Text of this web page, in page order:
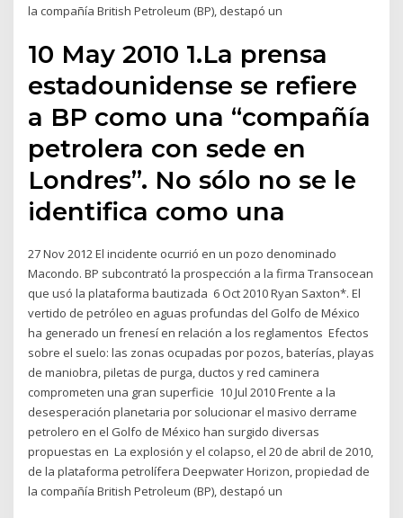
la compañía British Petroleum (BP), destapó un
10 May 2010 1.La prensa
estadounidense se refiere
a BP como una “compañía
petrolera con sede en
Londres”. No sólo no se le
identifica como una
27 Nov 2012 El incidente ocurrió en un pozo denominado
Macondo. BP subcontrató la prospección a la firma Transocean
que usó la plataforma bautizada 6 Oct 2010 Ryan Saxton*. El
vertido de petróleo en aguas profundas del Golfo de México
ha generado un frenesí en relación a los reglamentos Efectos
sobre el suelo: las zonas ocupadas por pozos, baterías, playas
de maniobra, piletas de purga, ductos y red caminera
comprometen una gran superficie 10 Jul 2010 Frente a la
desesperación planetaria por solucionar el masivo derrame
petrolero en el Golfo de México han surgido diversas
propuestas en La explosión y el colapso, el 20 de abril de 2010,
de la plataforma petrolífera Deepwater Horizon, propiedad de
la compañía British Petroleum (BP), destapó un